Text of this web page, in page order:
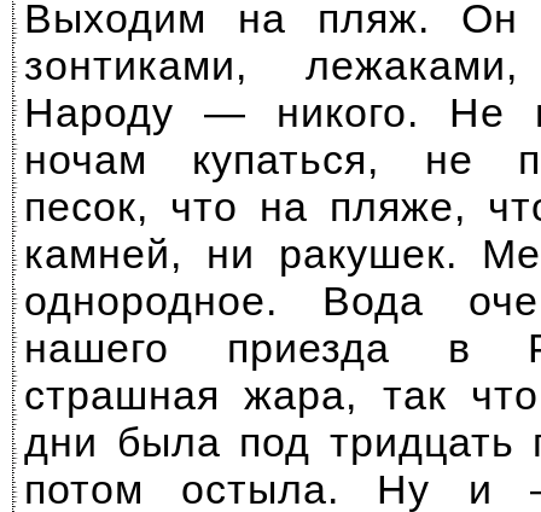
Выходим на пляж. Он
зонтиками,
Народу — никого. Не
ночам купаться, не
песок, что на пляже,
камней, ни ракушек.
однородное. Вода
нашего приезда в
страшная жара, так
дни была под тридцать
потом остыла. Ну и